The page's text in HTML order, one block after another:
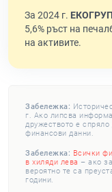
За 2024 г. ЕКОГРУП
5,6% ръст на
на активите.
Забележка:
г. Ако липсва
дружеството е спряло
финансови данни.
Забележка: Всички
в хиляди лева – ако
вероятно те са
години.